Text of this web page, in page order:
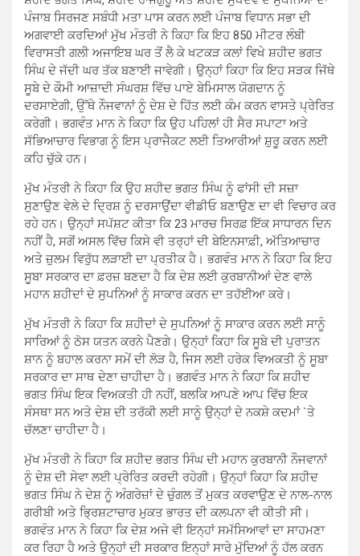
ਪੰਜਾਬ ਸਿਰਜਣ ਸਬੰਧੀ ਮਤਾ ਪਾਸ ਕਰਨ ਲਈ ਪੰਜਾਬ ਵਿਧਾਨ ਸਭਾ ਦੀ
ਅਗਵਾਈ ਕਰਦਿਆਂ ਮੁੱਖ ਮੰਤਰੀ ਨੇ ਕਿਹਾ ਕਿ ਇਹ 850 ਮੀਟਰ ਲੰਬੀ
ਵਿਰਾਸਤੀ ਗਲੀ ਅਜਾਇਬ ਘਰ ਤੋਂ ਲੈ ਕੇ ਖਟਕੜ ਕਲਾਂ ਵਿਖੇ ਸ਼ਹੀਦ ਭਗਤ
ਸਿੰਘ ਦੇ ਜੱਦੀ ਘਰ ਤੱਕ ਬਣਾਈ ਜਾਵੇਗੀ। ਉਨ੍ਹਾਂ ਕਿਹਾ ਕਿ ਇਹ ਸੜਕ ਜਿੱਥੇ
ਸੂਬੇ ਦੇ ਕੌਮੀ ਆਜ਼ਾਦੀ ਸੰਘਰਸ਼ ਵਿੱਚ ਪਾਏ ਬੇਮਿਸਾਲ ਯੋਗਦਾਨ ਨੂੰ
ਦਰਸਾਏਗੀ, ਉੱਥੇ ਨੌਜਵਾਨਾਂ ਨੂੰ ਦੇਸ਼ ਦੇ ਹਿੱਤ ਲਈ ਕੰਮ ਕਰਨ ਵਾਸਤੇ ਪ੍ਰੇਰਿਤ
ਕਰੇਗੀ। ਭਗਵੰਤ ਮਾਨ ਨੇ ਕਿਹਾ ਕਿ ਉਹ ਪਹਿਲਾਂ ਹੀ ਸੈਰ ਸਪਾਟਾ ਅਤੇ
ਸੱਭਿਆਚਾਰ ਵਿਭਾਗ ਨੂੰ ਇਸ ਪ੍ਰਾਜੈਕਟ ਲਈ ਤਿਆਰੀਆਂ ਸ਼ੁਰੂ ਕਰਨ ਲਈ
ਕਹਿ ਚੁੱਕੇ ਹਨ।
ਮੁੱਖ ਮੰਤਰੀ ਨੇ ਕਿਹਾ ਕਿ ਉਹ ਸ਼ਹੀਦ ਭਗਤ ਸਿੰਘ ਨੂੰ ਫਾਂਸੀ ਦੀ ਸਜ਼ਾ
ਸੁਣਾਉਣ ਵੇਲੇ ਦੇ ਦ੍ਰਿਸ਼ ਨੂੰ ਦਰਸਾਉਂਦਾ ਵੀਡੀਓ ਬਣਾਉਣ ਦਾ ਵੀ ਵਿਚਾਰ ਕਰ
ਰਹੇ ਹਨ। ਉਨ੍ਹਾਂ ਸਪੱਸ਼ਟ ਕੀਤਾ ਕਿ 23 ਮਾਰਚ ਸਿਰਫ਼ ਇੱਕ ਸਾਧਾਰਨ ਦਿਨ
ਨਹੀਂ ਹੈ, ਸਗੋਂ ਅਸਲ ਵਿੱਚ ਕਿਸੇ ਵੀ ਤਰ੍ਹਾਂ ਦੀ ਬੇਇਨਸਾਫ਼ੀ, ਅੱਤਿਆਚਾਰ
ਅਤੇ ਜ਼ੁਲਮ ਵਿਰੁੱਧ ਲੜਾਈ ਦਾ ਪ੍ਰਤੀਕ ਹੈ। ਭਗਵੰਤ ਮਾਨ ਨੇ ਕਿਹਾ ਕਿ ਇਹ
ਸੂਬਾ ਸਰਕਾਰ ਦਾ ਫ਼ਰਜ਼ ਬਣਦਾ ਹੈ ਕਿ ਦੇਸ਼ ਲਈ ਕੁਰਬਾਨੀਆਂ ਦੇਣ ਵਾਲੇ
ਮਹਾਨ ਸ਼ਹੀਦਾਂ ਦੇ ਸੁਪਨਿਆਂ ਨੂੰ ਸਾਕਾਰ ਕਰਨ ਦਾ ਤਹੱਈਆ ਕਰੇ।
ਮੁੱਖ ਮੰਤਰੀ ਨੇ ਕਿਹਾ ਕਿ ਸ਼ਹੀਦਾਂ ਦੇ ਸੁਪਨਿਆਂ ਨੂੰ ਸਾਕਾਰ ਕਰਨ ਲਈ ਸਾਨੂੰ
ਸਾਰਿਆਂ ਨੂੰ ਠੋਸ ਯਤਨ ਕਰਨੇ ਪੈਣਗੇ। ਉਨ੍ਹਾਂ ਕਿਹਾ ਕਿ ਸੂਬੇ ਦੀ ਪੁਰਾਤਨ
ਸ਼ਾਨ ਨੂੰ ਬਹਾਲ ਕਰਨਾ ਸਮੇਂ ਦੀ ਲੋੜ ਹੈ, ਜਿਸ ਲਈ ਹਰੇਕ ਵਿਅਕਤੀ ਨੂੰ ਸੂਬਾ
ਸਰਕਾਰ ਦਾ ਸਾਥ ਦੇਣਾ ਚਾਹੀਦਾ ਹੈ। ਭਗਵੰਤ ਮਾਨ ਨੇ ਕਿਹਾ ਕਿ ਸ਼ਹੀਦ
ਭਗਤ ਸਿੰਘ ਇਕ ਵਿਅਕਤੀ ਹੀ ਨਹੀਂ, ਬਲਕਿ ਆਪਣੇ ਆਪ ਵਿੱਚ ਇਕ
ਸੰਸਥਾ ਸਨ ਅਤੇ ਦੇਸ਼ ਦੀ ਤਰੱਕੀ ਲਈ ਸਾਨੂੰ ਉਨ੍ਹਾਂ ਦੇ ਨਕਸ਼ੇ ਕਦਮਾਂ `ਤੇ
ਚੱਲਣਾ ਚਾਹੀਦਾ ਹੈ।
ਮੁੱਖ ਮੰਤਰੀ ਨੇ ਕਿਹਾ ਕਿ ਸ਼ਹੀਦ ਭਗਤ ਸਿੰਘ ਦੀ ਮਹਾਨ ਕੁਰਬਾਨੀ ਨੌਜਵਾਨਾਂ
ਨੂੰ ਦੇਸ਼ ਦੀ ਸੇਵਾ ਲਈ ਪ੍ਰੇਰਿਤ ਕਰਦੀ ਰਹੇਗੀ। ਉਨ੍ਹਾਂ ਕਿਹਾ ਕਿ ਸ਼ਹੀਦ
ਭਗਤ ਸਿੰਘ ਨੇ ਦੇਸ਼ ਨੂੰ ਅੰਗਰੇਜ਼ਾਂ ਦੇ ਚੁੰਗਲ ਤੋਂ ਮੁਕਤ ਕਰਵਾਉਣ ਦੇ ਨਾਲ-ਨਾਲ
ਗਰੀਬੀ ਅਤੇ ਭ੍ਰਿਸ਼ਟਾਚਾਰ ਮੁਕਤ ਭਾਰਤ ਦੀ ਕਲਪਨਾ ਵੀ ਕੀਤੀ ਸੀ।
ਭਗਵੰਤ ਮਾਨ ਨੇ ਕਿਹਾ ਕਿ ਦੇਸ਼ ਅਜੇ ਵੀ ਇਨ੍ਹਾਂ ਸਮੱਸਿਆਵਾਂ ਦਾ ਸਾਹਮਣਾ
ਕਰ ਰਿਹਾ ਹੈ ਅਤੇ ਉਨ੍ਹਾਂ ਦੀ ਸਰਕਾਰ ਇਨ੍ਹਾਂ ਸਾਰੇ ਮੁੱਦਿਆਂ ਨੂੰ ਹੱਲ ਕਰਨ